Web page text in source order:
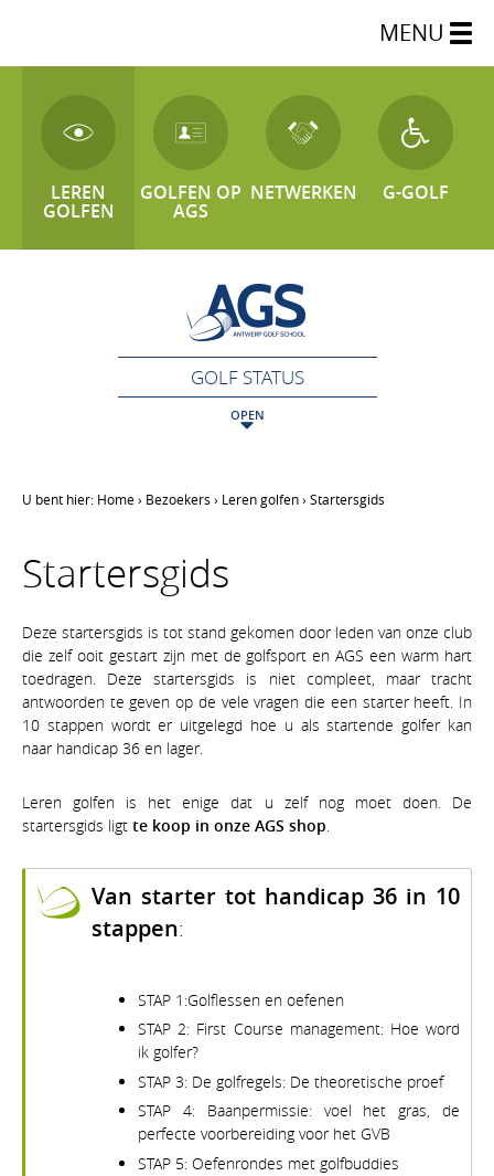
MENU
LEREN
GOLFEN
GOLFEN OP
AGS
NETWERKEN G-GOLF
GOLF STATUS
OPEN
U bent hier: Home› Bezoekers › Leren golfen› Startersgids
Startersgids
Deze startersgids is tot stand gekomen door leden van onze club
die zelf ooit gestart zijn met de golfsport en AGS een warm hart
toedragen. Deze startersgids is niet compleet, maar tracht
antwoorden te geven op de vele vragen die een starter heeft. In
10 stappen wordt er uitgelegd hoe u als startende golfer kan
naar handicap 36 en lager.
Leren golfen is het enige dat u zelf nog moet doen. De
startersgids ligt te koop in onze AGS shop.
Van starter tot handicap 36 in 10
stappen:
STAP 1:Golflessen en oefenen
STAP 2: First Course management: Hoe word
ik golfer?
STAP 3: De golfregels: De theoretische proef
STAP 4: Baanpermissie: voel het gras, de
perfecte voorbereiding voor het GVB
STAP 5: Oefenrondes met golfbuddies